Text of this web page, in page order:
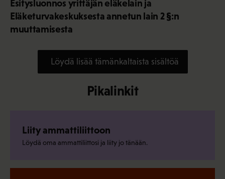
Esitysluonnos yrittäjän eläkelain ja
Eläketurvakeskuksesta annetun lain 2 §:n
muuttamisesta
Löydä lisää tämänkaltaista sisältöä
Pikalinkit
Liity ammattiliittoon
Löydä oma ammattiliittosi ja liity jo tänään.